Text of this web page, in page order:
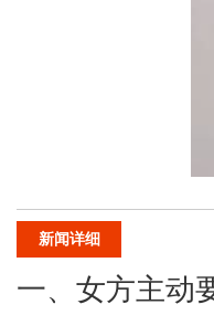
新闻详细
一、女方主动